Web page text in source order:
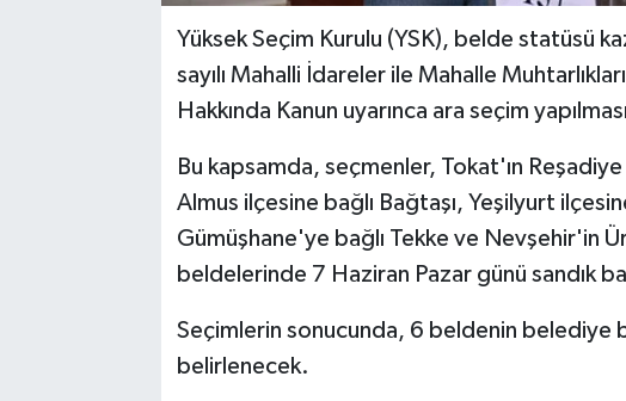
Yüksek Seçim Kurulu (YSK), belde statüsü
sayılı Mahalli İdareler ile Mahalle
Hakkında Kanun uyarınca ara seçim
Bu kapsamda, seçmenler, Tokat'ın
Almus ilçesine bağlı Bağtaşı, Yeşilyurt
Gümüşhane'ye bağlı Tekke ve Nevşehir'in
beldelerinde 7 Haziran Pazar günü sandık
Seçimlerin sonucunda, 6 beldenin belediye
belirlenecek.